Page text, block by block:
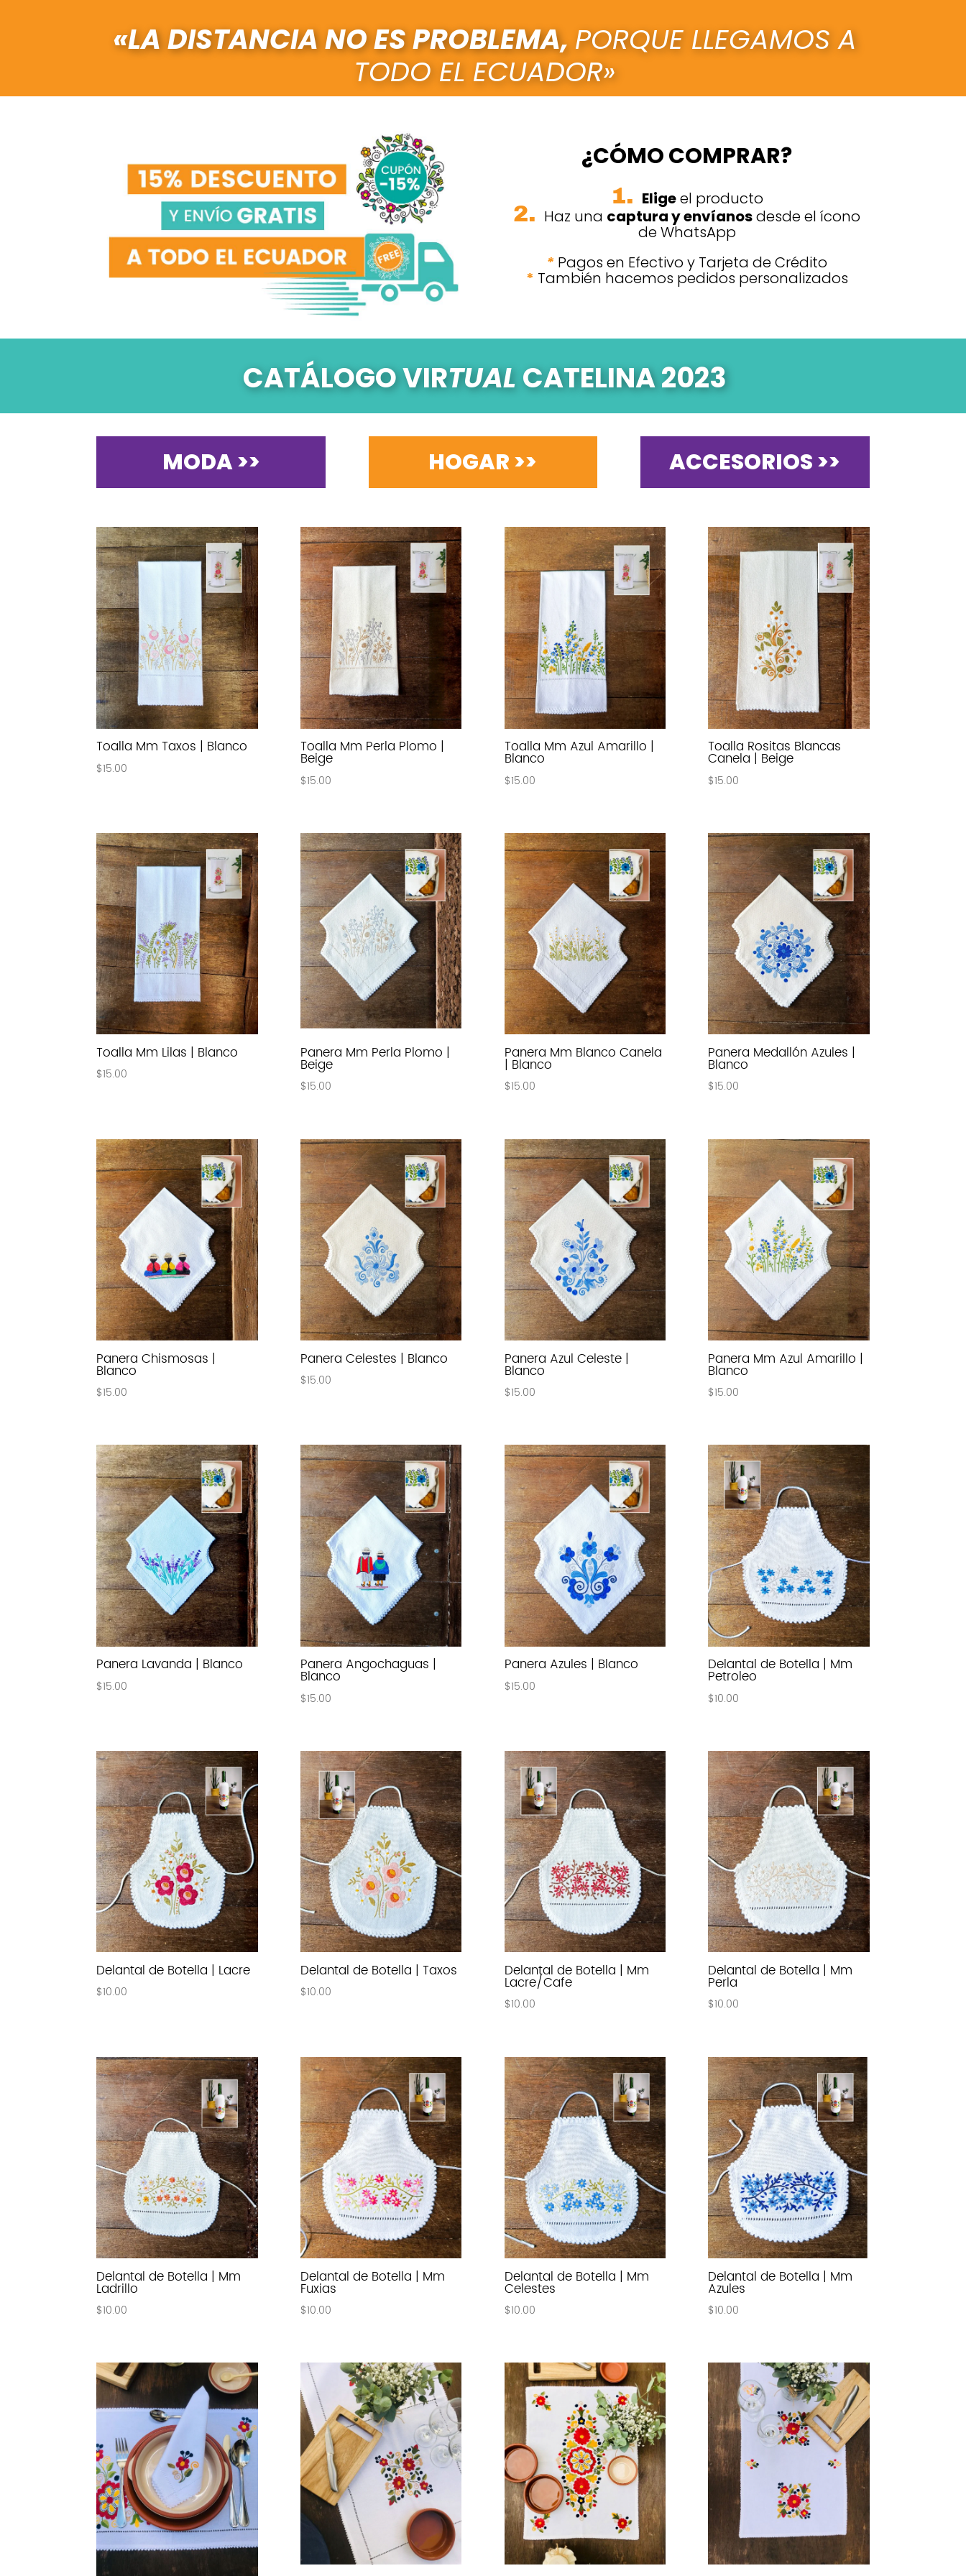
«LA DISTANCIA NO ES PROBLEMA, PORQUE LLEGAMOS A
TODO EL ECUADOR»
¿CÓMO COMPRAR?
1. Eligeel producto
2. Haz una captura y envíanosdesde el ícono
de WhatsApp
* Pagos en Efectivo y Tarjeta de Crédito
* También hacemos pedidos personalizados
CATÁLOGO VIRTUAL CATELINA 2023
MODA >> HOGAR >> ACCESORIOS >>
Toalla Mm Taxos | Blanco
$15.00
Toalla Mm Perla Plomo |
Beige
$15.00
Toalla Mm Azul Amarillo |
Blanco
$15.00
Toalla Rositas Blancas
Canela | Beige
$15.00
Toalla Mm Lilas | Blanco
$15.00
Panera Mm Perla Plomo |
Beige
$15.00
Panera Mm Blanco Canela
| Blanco
$15.00
Panera Medallón Azules |
Blanco
$15.00
Panera Chismosas |
Blanco
$15.00
Panera Celestes | Blanco
$15.00
Panera Azul Celeste |
Blanco
$15.00
Panera Mm Azul Amarillo |
Blanco
$15.00
Panera Lavanda | Blanco
$15.00
Panera Angochaguas |
Blanco
$15.00
Panera Azules | Blanco
$15.00
Delantal de Botella | Mm
Petroleo
$10.00
Delantal de Botella | Lacre
$10.00
Delantal de Botella | Taxos
$10.00
Delantal de Botella | Mm
Lacre/Cafe
$10.00
Delantal de Botella | Mm
Perla
$10.00
Delantal de Botella | Mm
Ladrillo
$10.00
Delantal de Botella | Mm
Fuxias
$10.00
Delantal de Botella | Mm
Celestes
$10.00
Delantal de Botella | Mm
Azules
$10.00